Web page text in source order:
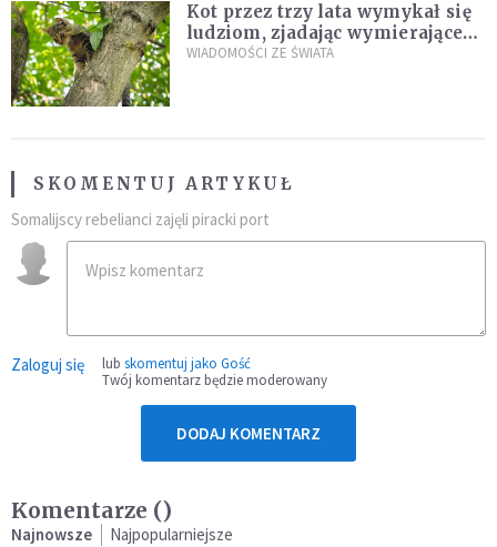
Kot przez trzy lata wymykał się
ludziom, zjadając wymierające
kaczki. W końcu popełnił
WIADOMOŚCI ZE ŚWIATA
SKOMENTUJ ARTYKUŁ
Somalijscy rebelianci zajęli piracki port
Zaloguj się lub skomentuj jako Gość
Twój komentarz będzie moderowany
DODAJ KOMENTARZ
Komentarze ()
Najnowsze Najpopularniejsze